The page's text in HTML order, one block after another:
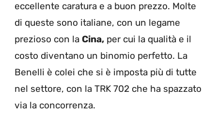
eccellente caratura e a buon prezzo. Molte
di queste sono italiane, con un legame
prezioso con la Cina, per cui la qualità e il
costo diventano un binomio perfetto. La
Benelli è colei che si è imposta più di tutte
nel settore, con la TRK 702 che ha spazzato
via la concorrenza.